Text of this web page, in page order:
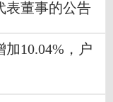
表董事的公告
10.04%，户